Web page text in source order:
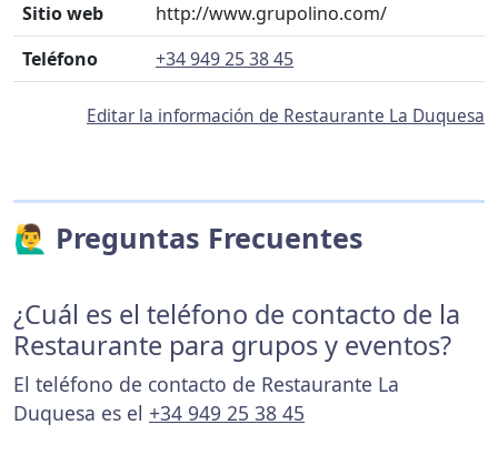
Sitio web
http://www.grupolino.com/
Teléfono
+34 949 25 38 45
Editar la información de Restaurante La Duquesa
🙋‍♂️ Preguntas Frecuentes
¿Cuál es el teléfono de contacto de la
Restaurante para grupos y eventos?
El teléfono de contacto de Restaurante La
Duquesa es el +34 949 25 38 45